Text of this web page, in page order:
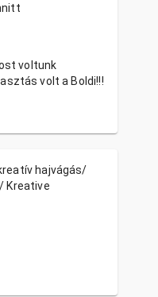
voltunk
volt a Boldi!!!
hajvágás/
Kreative